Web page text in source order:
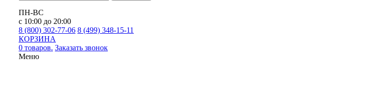
ПН-ВС
с 10:00 до 20:00
8 (800) 302-77-06 8 (499) 348-15-11
КОРЗИНА
0 товаров. Заказать звонок
Меню